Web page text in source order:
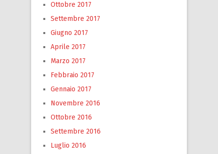
Ottobre 2017
Settembre 2017
Giugno 2017
Aprile 2017
Marzo 2017
Febbraio 2017
Gennaio 2017
Novembre 2016
Ottobre 2016
Settembre 2016
Luglio 2016